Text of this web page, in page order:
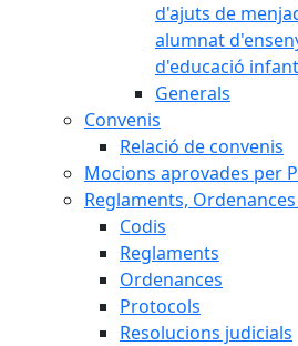
d'ajuts de
alumnat
d'educació
Generals
Convenis
Relació de convenis
Mocions aprovades per
Reglaments,
Codis
Reglaments
Ordenances
Protocols
Resolucions judicials